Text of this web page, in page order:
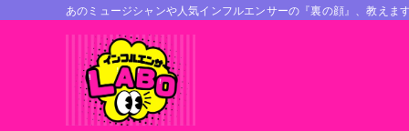
あのミュージシャンや人気インフルエンサーの『裏の顔』、教えます